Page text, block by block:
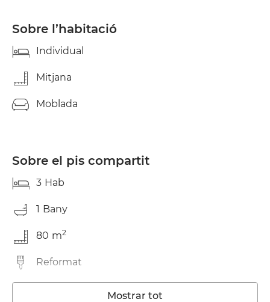
Sobre l’habitació
Individual
Mitjana
Moblada
Sobre el pis compartit
3 Hab
1 Bany
80 m2
Reformat
Mostrar tot